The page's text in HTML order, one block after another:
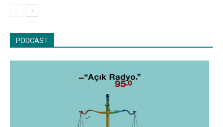
PODCAST